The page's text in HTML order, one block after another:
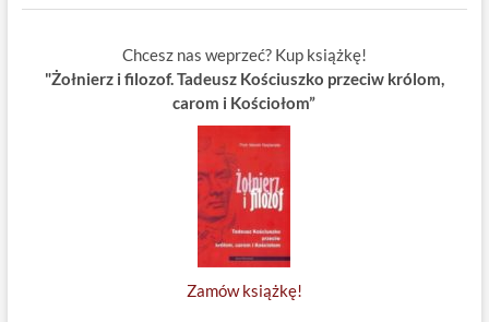
Chcesz nas weprzeć? Kup książkę!
"Żołnierz i filozof. Tadeusz Kościuszko przeciw królom,
carom i Kościołom”
Zamów książkę!